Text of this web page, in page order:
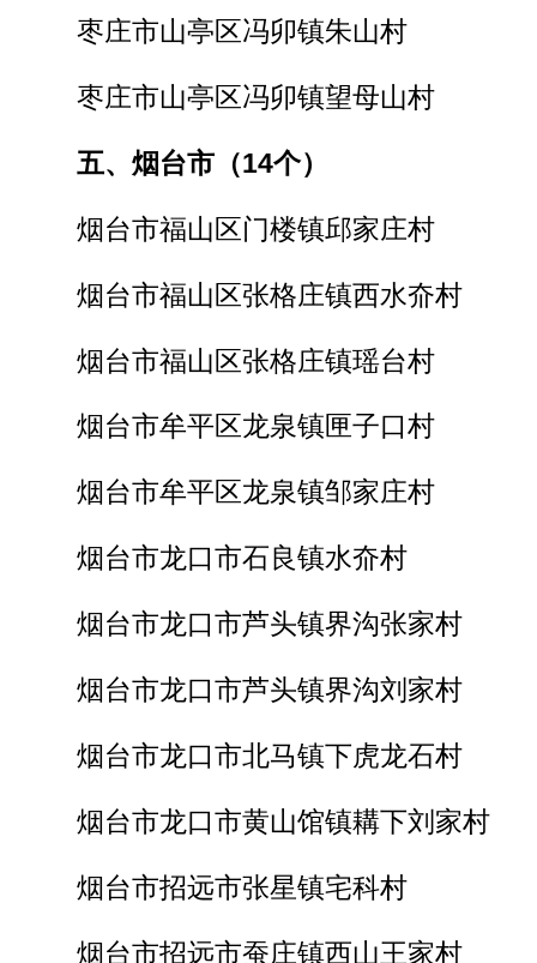
枣庄市山亭区冯卯镇朱山村
枣庄市山亭区冯卯镇望母山村
五、烟台市（14个）
烟台市福山区门楼镇邱家庄村
烟台市福山区张格庄镇西水夼村
烟台市福山区张格庄镇瑶台村
烟台市牟平区龙泉镇匣子口村
烟台市牟平区龙泉镇邹家庄村
烟台市龙口市石良镇水夼村
烟台市龙口市芦头镇界沟张家村
烟台市龙口市芦头镇界沟刘家村
烟台市龙口市北马镇下虎龙石村
烟台市龙口市黄山馆镇耩下刘家村
烟台市招远市张星镇宅科村
烟台市招远市蚕庄镇西山王家村